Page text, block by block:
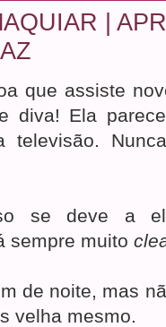
|
que assiste
diva! Ela
se deve a
sempre muito
de noite, mas
velha mesmo.